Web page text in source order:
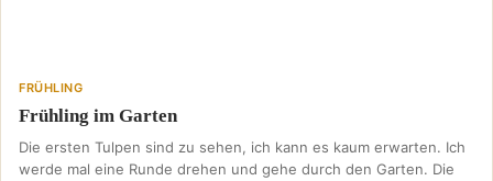
FRÜHLING
Frühling im Garten
Die ersten Tulpen sind zu sehen, ich kann es kaum erwarten. Ich
werde mal eine Runde drehen und gehe durch den Garten. Die